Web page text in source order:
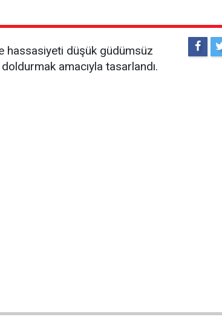
hassasiyeti düşük güdümsüz
amacıyla tasarlandı.